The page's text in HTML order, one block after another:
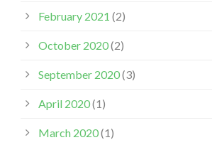
February 2021 (2)
October 2020(2)
September 2020(3)
April 2020(1)
March 2020(1)